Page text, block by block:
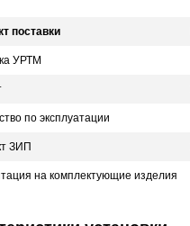
поставки
УРТМ
по эксплуатации
ЗИП
на комплектующие изделия